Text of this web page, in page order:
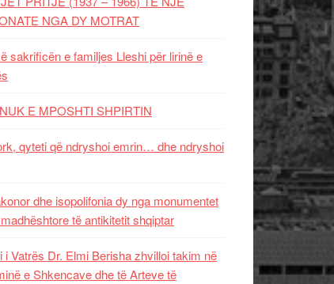
NGA DY MOTRAT
sakrificën e familjes Lleshi për lirinë e
E MPOSHTI SHPIRTIN
qyteti që ndryshoi emrin… dhe ndryshoi
dhe isopolifonia dy nga monumentet
të antikitetit shqiptar
i Vatrës Dr. Elmi Berisha zhvilloi takim në
e Shkencave dhe të Arteve të